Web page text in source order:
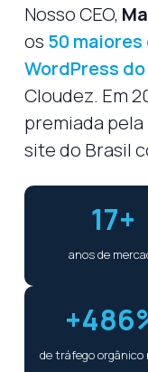
Nosso CEO,
os 50
WordPress
Cloudez. Em
premiada pela
site do Brasil
17+
anos de
de tráfego orgânico